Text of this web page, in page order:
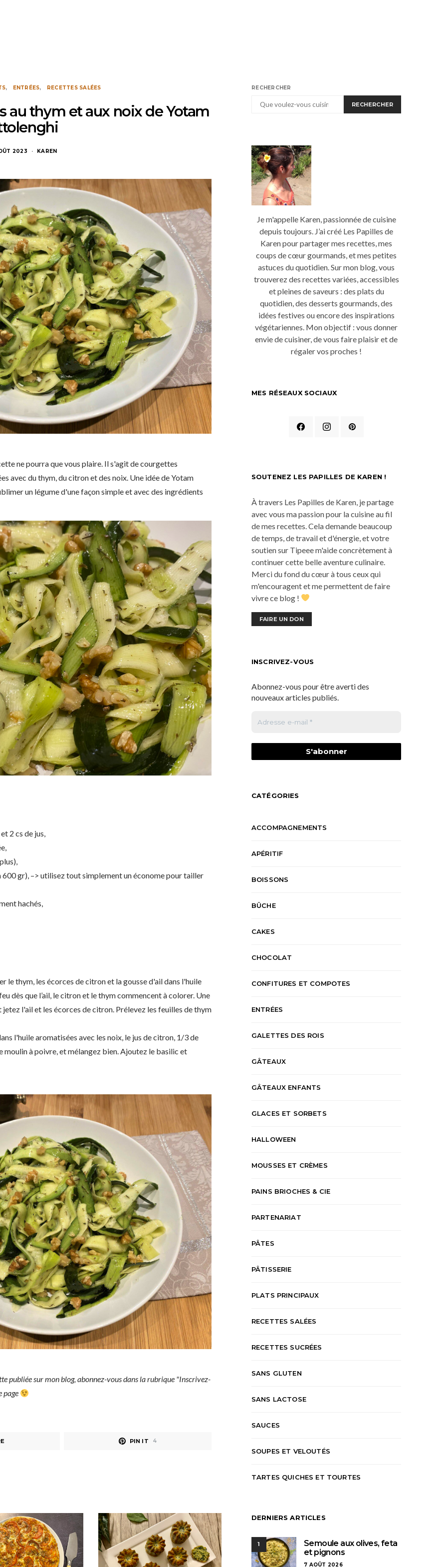
ENTRÉES RECETTES SALÉES
au thym et aux noix de Yotam
2023 KAREN
ne pourra que vous plaire. Il s'agit de courgettes
avec du thym, du citron et des noix. Une idée de Yotam
un légume d'une façon simple et avec des ingrédients
2 cs de jus,
gr), –> utilisez tout simplement un économe pour tailler
hachés,
le thym, les écorces de citron et la gousse d'ail dans l'huile
dès que l’ail, le citron et le thym commencent à colorer. Une
l'ail et les écorces de citron. Prélevez les feuilles de thym
l'huile aromatisées avec les noix, le jus de citron, 1/3 de
moulin à poivre, et mélangez bien. Ajoutez le basilic et
publiée sur mon blog, abonnez-vous dans la rubrique "Inscrivez-
page
PIN IT 4
RECHERCHER
RECHERCHER
Je m'appelle Karen, passionnée de cuisine
depuis toujours. J’ai créé Les Papilles de
Karen pour partager mes recettes, mes
coups de cœur gourmands, et mes petites
astuces du quotidien. Sur mon blog, vous
trouverez des recettes variées, accessibles
et pleines de saveurs : des plats du
quotidien, des desserts gourmands, des
idées festives ou encore des inspirations
végétariennes. Mon objectif : vous donner
envie de cuisiner, de vous faire plaisir et de
régaler vos proches !
MES RÉSEAUX SOCIAUX
SOUTENEZ LES PAPILLES DE KAREN !
À travers Les Papilles de Karen, je partage
avec vous ma passion pour la cuisine au fil
de mes recettes. Cela demande beaucoup
de temps, de travail et d'énergie, et votre
soutien sur Tipeee m'aide concrètement à
continuer cette belle aventure culinaire.
Merci du fond du cœur à tous ceux qui
m'encouragent et me permettent de faire
vivre ce blog !
FAIRE UN DON
INSCRIVEZ-VOUS
Abonnez-vous pour être averti des
nouveaux articles publiés.
CATÉGORIES
ACCOMPAGNEMENTS
APÉRITIF
BOISSONS
BÛCHE
CAKES
CHOCOLAT
CONFITURES ET COMPOTES
ENTRÉES
GALETTES DES ROIS
GÂTEAUX
GÂTEAUX ENFANTS
GLACES ET SORBETS
HALLOWEEN
MOUSSES ET CRÈMES
PAINS BRIOCHES & CIE
PARTENARIAT
PÂTES
PÂTISSERIE
PLATS PRINCIPAUX
RECETTES SALÉES
RECETTES SUCRÉES
SANS GLUTEN
SANS LACTOSE
SAUCES
SOUPES ET VELOUTÉS
TARTES QUICHES ET TOURTES
DERNIERS ARTICLES
1
Semoule aux olives, feta
et pignons
7 AOÛT 2026